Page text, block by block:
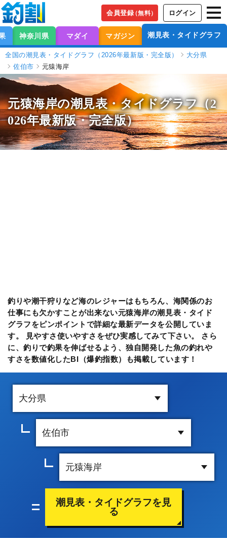
会員登録（無料） ログイン
神奈川県 マダイ マガジン 潮見表・タイドグラフ
全国の潮見表・タイドグラフ（2026年最新版・完全版）
大分県
佐伯市
元猿海岸
元猿海岸の潮見表・タイドグラフ（2
026年最新版・完全版）
釣りや潮干狩りなど海のレジャーはもちろん、海関係のお
仕事にも欠かすことが出来ない元猿海岸の潮見表・タイド
グラフをピンポイントで詳細な最新データを公開していま
す。 見やすさ使いやすさをぜひ実感してみて下さい。 さら
に、釣りで釣果を伸ばせるよう、独自開発した魚の釣れや
すさを数値化したBI（爆釣指数）も掲載しています！
潮見表・タイドグラフを見
る